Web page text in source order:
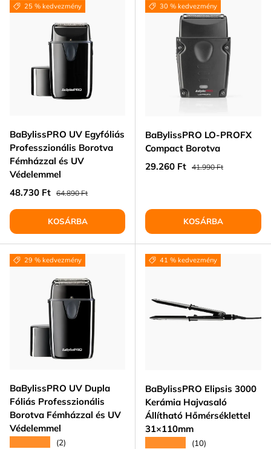
25 % kedvezmény
BaBylissPRO UV Egyfóliás
Professzionális Borotva
Fémházzal és UV
Védelemmel
Eladási ár
48.730 Ft Normál ár
64.890 Ft
KOSÁRBA
30 % kedvezmény
BaBylissPRO LO‑PROFX
Compact Borotva
Eladási ár
29.260 Ft Normál ár
41.990 Ft
KOSÁRBA
29 % kedvezmény
BaBylissPRO UV Dupla
Fóliás Professzionális
Borotva Fémházzal és UV
Védelemmel
(2)
41 % kedvezmény
BaBylissPRO Elipsis 3000
Kerámia Hajvasaló
Állítható Hőmérséklettel
31×110mm
(10)